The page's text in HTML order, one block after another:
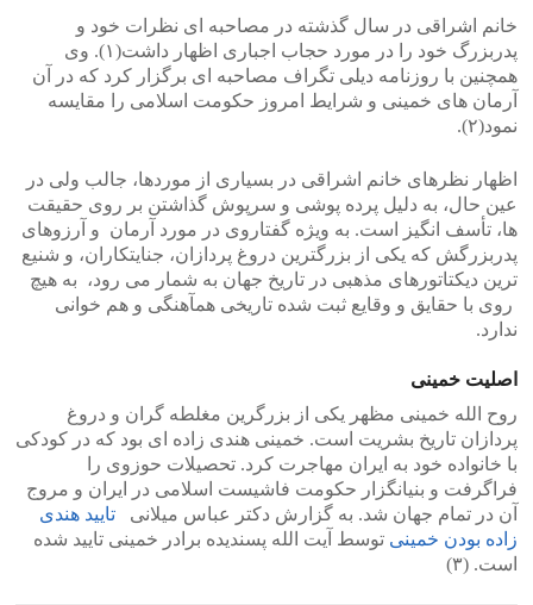
خانم اشراقی در سال گذشته در مصاحبه ای نظرات خود و
پدربزرگ خود را در مورد حجاب اجباری اظهار داشت(۱). وی
همچنین با روزنامه دیلی تگراف مصاحبه ای برگزار کرد که در آن
آرمان های خمینی و شرایط امروز حکومت اسلامی را مقایسه
نمود(۲).
اظهار نظرهای خانم اشراقی در بسیاری از موردها، جالب ولی در
عین حال، به دلیل پرده پوشی و سرپوش گذاشتن بر روی حقیقت
ها، تأسف انگیز است. به ویژه گفتاروی در مورد آرمان و آرزوهای
پدربزرگش که یکی از بزرگترین دروغ پردازان، جنایتکاران، و شنیع
ترین دیکتاتورهای مذهبی در تاریخ جهان به شمار می رود، به هیچ
روی با حقایق و وقایع ثبت شده تاریخی همآهنگی و هم خوانی
ندارد.
اصلیت خمینی
روح الله خمینی مظهر یکی از بزرگرین مغلطه گران و دروغ
پردازان تاریخ بشریت است. خمینی هندی زاده ای بود که در کودکی
با خانواده خود به ایران مهاجرت کرد. تحصیلات حوزوی را
فراگرفت و بنیانگزار حکومت فاشیست اسلامی در ایران و مروج
آن در تمام جهان شد. به گزارش دکتر عباس میلانی تایید هندی
زاده بودن خمینی توسط آیت الله پسندیده برادر خمینی تایید شده
است. (۳)